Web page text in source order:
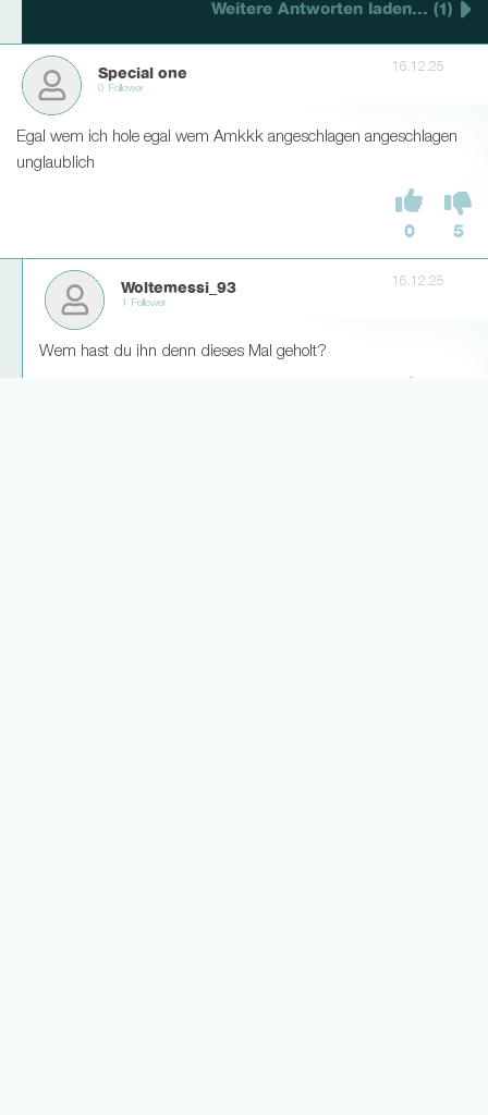
Weitere Antworten laden... (1)
Special one
0 Follower
16.12.25
Egal wem ich hole egal wem Amkkk angeschlagen angeschlagen
unglaublich
0 5
Woltemessi_93
1 Follower
16.12.25
Wem hast du ihn denn dieses Mal geholt?